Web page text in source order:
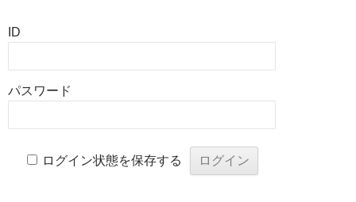
ID
パスワード
ログイン状態を保存する